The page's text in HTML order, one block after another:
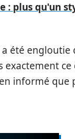
: plus qu'un
été engloutie
exactement ce
informé que